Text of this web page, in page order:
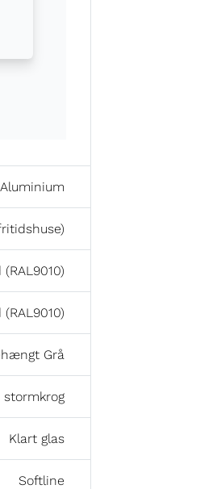
(RAL9010)
(RAL9010)
Grå
Klart glas
Softline